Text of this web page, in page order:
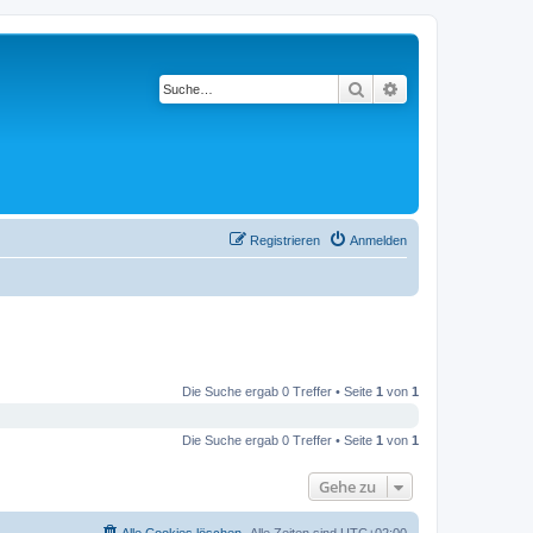
Suche
Anmelden
Registrieren
Die Suche ergab 0 Treffer • Seite 1 von 1
Die Suche ergab 0 Treffer • Seite 1 von 1
Gehe zu